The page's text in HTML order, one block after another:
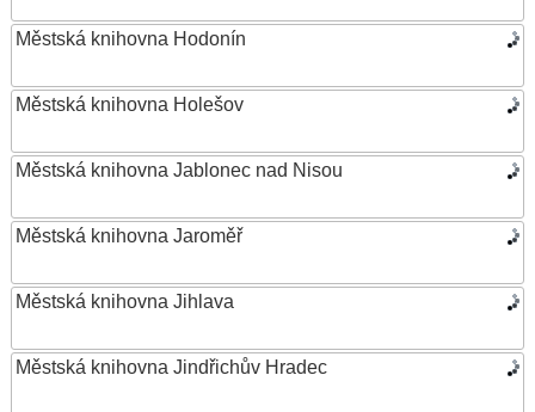
Městská knihovna Hodonín
Městská knihovna Holešov
Městská knihovna Jablonec nad Nisou
Městská knihovna Jaroměř
Městská knihovna Jihlava
Městská knihovna Jindřichův Hradec